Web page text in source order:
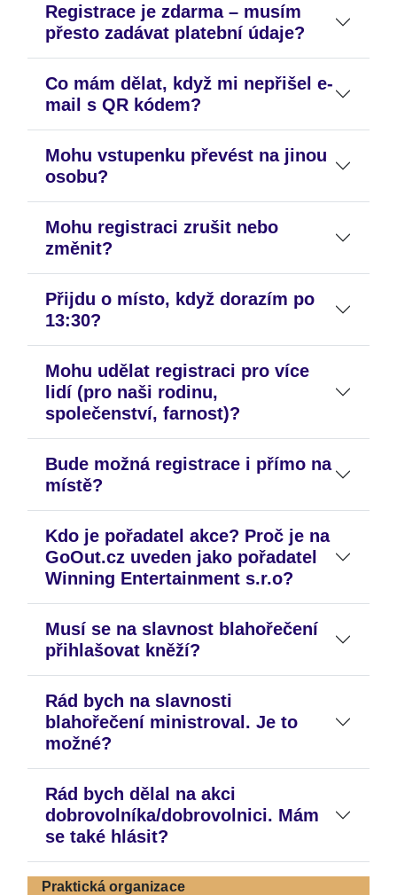
Registrace je zdarma – musím
přesto zadávat platební údaje?
Co mám dělat, když mi nepřišel e-
mail s QR kódem?
Mohu vstupenku převést na jinou
osobu?
Mohu registraci zrušit nebo
změnit?
Přijdu o místo, když dorazím po
13:30?
Mohu udělat registraci pro více
lidí (pro naši rodinu,
společenství, farnost)?
Bude možná registrace i přímo na
místě?
Kdo je pořadatel akce? Proč je na
GoOut.cz uveden jako pořadatel
Winning Entertainment s.r.o?
Musí se na slavnost blahořečení
přihlašovat kněží?
Rád bych na slavnosti
blahořečení ministroval. Je to
možné?
Rád bych dělal na akci
dobrovolníka/dobrovolnici. Mám
se také hlásit?
Praktická organizace